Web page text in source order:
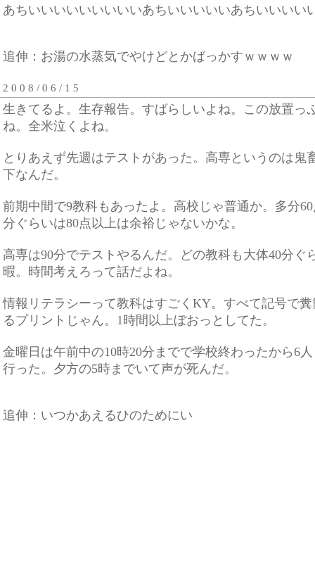
あちいいいいいいいいいあちいいいいいあちいいいい
追伸：お湯の水蒸気でやけどとかばっかすｗｗｗｗ
2 0 0 8 / 0 6 / 1 5
生きてるよ。生存報告。すばらしいよね。この放置っ
ね。全米泣くよね。
とりあえず先週はテストがあった。高専というのは鬼
下なんだ。
前期中間で9教科もあったよ。高校じゃ普通か。多分
分ぐらいは80点以上は余裕じゃないかな。
高専は90分でテストやるんだ。どの教科も大体40分ぐ
暇。時間考えろって話だよね。
情報リテラシーって教科はすごくKY。すべて記号で
るプリントじゃん。1時間以上ぼおっとしてた。
金曜日は午前中の10時20分までで学校終わったから6
行った。夕方の5時までいて声が死んだ。
追伸：いつかあえるひのためにい